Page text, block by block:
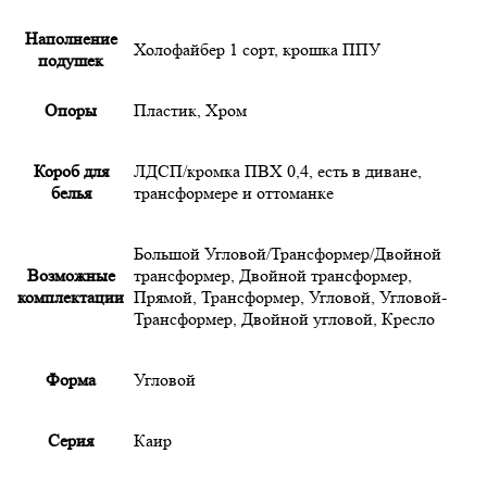
Наполнение
подушек
Холофайбер 1 сорт, крошка ППУ
Опоры Пластик Хром
Короб для
белья
ЛДСП/кромка ПВХ 0,4, есть в диване,
трансформере и оттоманке
Возможные
комплектации
Большой Угловой/Трансформер/Двойной
трансформер, Двойной трансформер,
Прямой, Трансформер, Угловой, Угловой-
Трансформер, Двойной угловой, Кресло
Форма Угловой
Серия Каир